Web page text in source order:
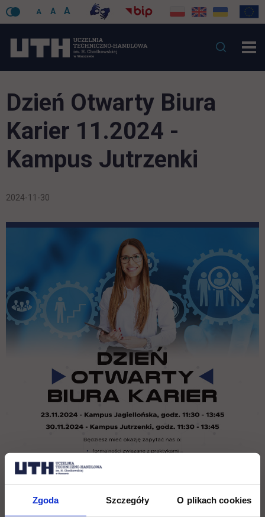
Zgoda Szczegóły O plikach cookies
A A A
Dzień Otwarty Biura
Karier 11.2024 -
Kampus Jutrzenki
2024-11-30